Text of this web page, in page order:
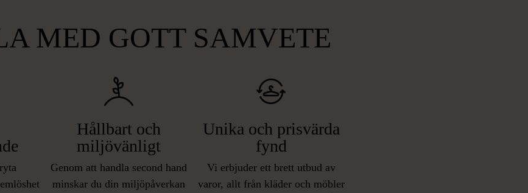
MED GOTT SAMVETE
Hållbart och
miljövänligt
Genom att handla second hand
minskar du din miljöpåverkan
Unika och prisvärda
fynd
Vi erbjuder ett brett utbud av
varor, allt från kläder och möbler